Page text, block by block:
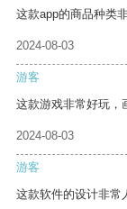
这款app的商品种类
2024-08-03
游客
这款游戏非常好玩，
2024-08-03
游客
这款软件的设计非常